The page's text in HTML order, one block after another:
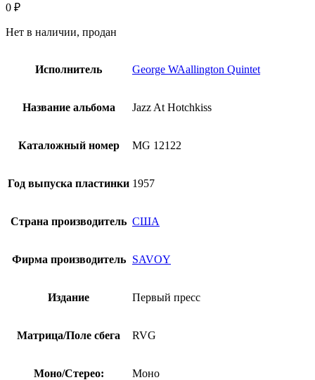
0 ₽
Нет в наличии, продан
Исполнитель George WAallington Quintet
Название альбома Jazz At Hotchkiss
Каталожный номер MG 12122
Год выпуска пластинки 1957
Страна производитель США
Фирма производитель SAVOY
Издание Первый пресс
Матрица/Поле сбега RVG
Моно/Стерео: Моно